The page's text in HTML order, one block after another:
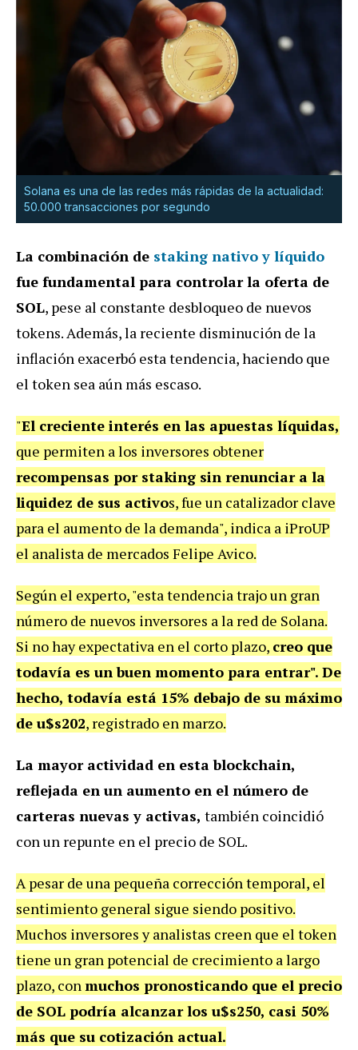
Solana es una de las redes más rápidas de la actualidad:
50.000 transacciones por segundo
La combinación de staking nativo y líquido
fue fundamental para controlar la oferta de
SOL, pese al constante desbloqueo de nuevos
tokens. Además, la reciente disminución de la
inflación exacerbó esta tendencia, haciendo que
el token sea aún más escaso.
"El creciente interés en las apuestas líquidas,
que permiten a los inversores obtener
recompensas por staking sin renunciar a la
liquidez de sus activos, fue un catalizador clave
para el aumento de la demanda", indica a iProUP
el analista de mercados Felipe Avico.
Según el experto, "esta tendencia trajo un gran
número de nuevos inversores a la red de Solana.
Si no hay expectativa en el corto plazo, creo que
todavía es un buen momento para entrar". De
hecho, todavía está 15% debajo de su máximo
de u$s202, registrado en marzo.
La mayor actividad en esta blockchain,
reflejada en un aumento en el número de
carteras nuevas y activas, también coincidió
con un repunte en el precio de SOL.
A pesar de una pequeña corrección temporal, el
sentimiento general sigue siendo positivo.
Muchos inversores y analistas creen que el token
tiene un gran potencial de crecimiento a largo
plazo, con muchos pronosticando que el precio
de SOL podría alcanzar los u$s250, casi 50%
más que su cotización actual.